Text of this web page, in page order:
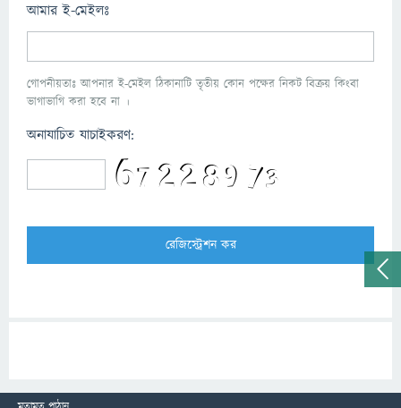
আমার ই-মেইলঃ
গোপনীয়তাঃ আপনার ই-মেইল ঠিকানাটি তৃতীয় কোন পক্ষের নিকট বিক্রয় কিংবা
ভাগাভাগি করা হবে না ।
অনাযাচিত যাচাইকরণ: